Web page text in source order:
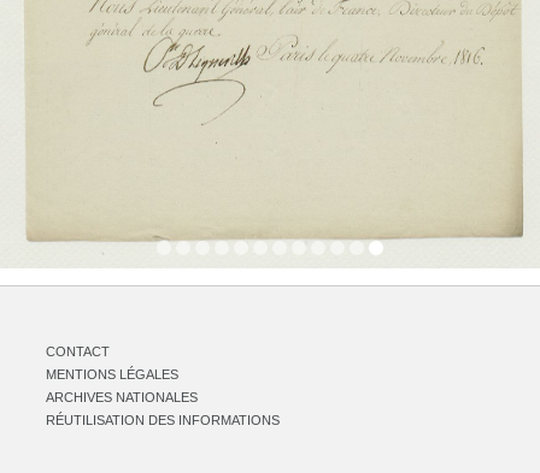
CONTACT
MENTIONS LÉGALES
ARCHIVES NATIONALES
RÉUTILISATION DES INFORMATIONS